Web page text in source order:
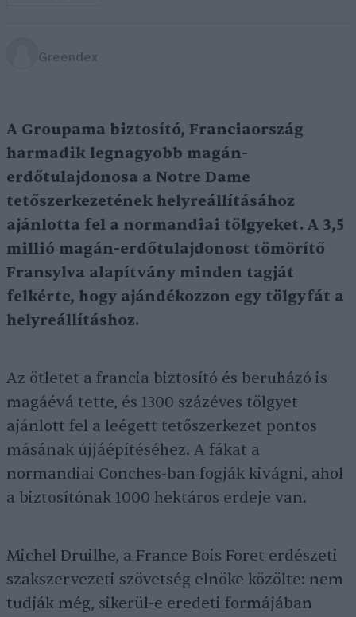
Greendex
A Groupama biztosító, Franciaország
harmadik legnagyobb magán-
erdőtulajdonosa a Notre Dame
tetőszerkezetének helyreállításához
ajánlotta fel a normandiai tölgyeket. A 3,5
millió magán-erdőtulajdonost tömörítő
Fransylva alapítvány minden tagját
felkérte, hogy ajándékozzon egy tölgyfát a
helyreállításhoz.
Az ötletet a francia biztosító és beruházó is
magáévá tette, és 1300 százéves tölgyet
ajánlott fel a leégett tetőszerkezet pontos
másának újjáépítéséhez. A fákat a
normandiai Conches-ban fogják kivágni, ahol
a biztosítónak 1000 hektáros erdeje van.
Michel Druilhe, a France Bois Foret erdészeti
szakszervezeti szövetség elnöke közölte: nem
tudják még, sikerül-e eredeti formájában